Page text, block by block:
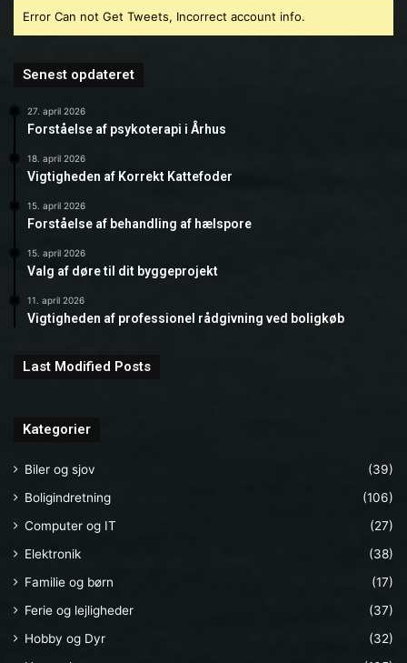
Error Can not Get Tweets, Incorrect account info.
Senest opdateret
27. april 2026
Forståelse af psykoterapi i Århus
18. april 2026
Vigtigheden af Korrekt Kattefoder
15. april 2026
Forståelse af behandling af hælspore
15. april 2026
Valg af døre til dit byggeprojekt
11. april 2026
Vigtigheden af professionel rådgivning ved boligkøb
Last Modified Posts
Kategorier
Biler og sjov
(39)
Boligindretning
(106)
Computer og IT
(27)
Elektronik
(38)
Familie og børn
(17)
Ferie og lejligheder
(37)
Hobby og Dyr
(32)